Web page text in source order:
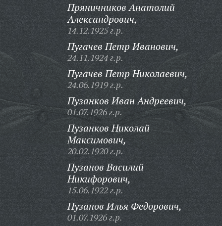
Пряничников Анатолий
Александрович,
14.12.1925 г.р.
Пугачев Петр Иванович,
24.11.1924 г.р.
Пугачев Петр Николаевич,
24.06.1919 г.р.
Пузанков Иван Андреевич,
01.07.1926 г.р.
Пузанков Николай
Максимович,
20.02.1920 г.р.
Пузанов Василий
Никифорович,
15.06.1922 г.р.
Пузанов Илья Федорович,
01.07.1926 г.р.